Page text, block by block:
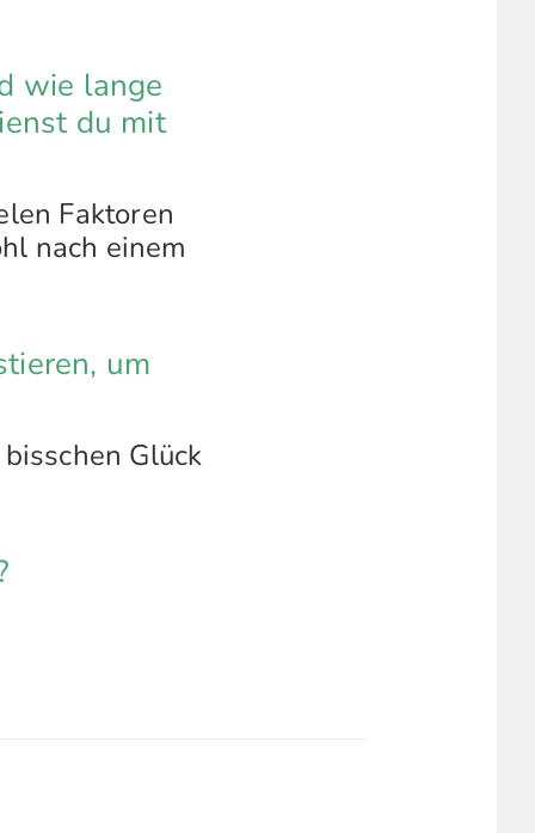
wie lange
du mit
Faktoren
nach einem
um
Glück